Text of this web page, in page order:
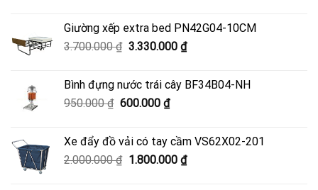
4.500.000 ₫.là:
4.050.000 ₫.
Giường xếp extra bed PN42G04-10CM
3.700.000₫ Giá
3.700.000 ₫.
3.330.000 ₫Giá
là:
Bình đựng nước trái cây BF34B04-NH
950.000₫ Giá
950.000 ₫.
600.000 ₫Giá
là:
600.000 ₫.
Xe đẩy đồ vải có tay cầm VS62X02-201
2.000.000₫ Giá
1.800.000 ₫Giá